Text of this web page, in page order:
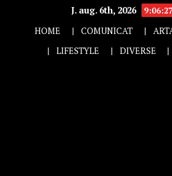
J. aug. 6th, 2026
HOME
COMUNICAT
LIFESTYLE
DIVERSE